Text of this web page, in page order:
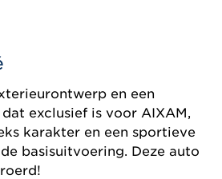
en een
exclusief is voor AIXAM,
karakter en een sportieve
basisuitvoering. Deze auto